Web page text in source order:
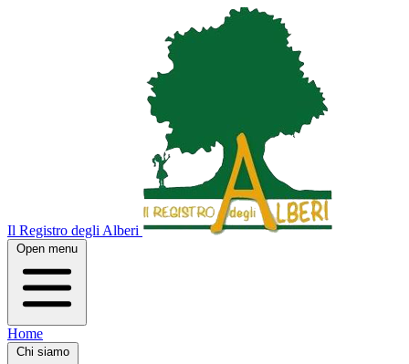
Il Registro degli Alberi
Open menu
Home
Chi siamo